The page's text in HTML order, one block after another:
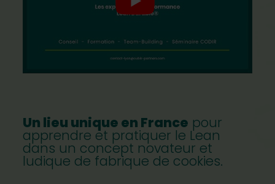
Un lieu unique en France pour
apprendre et pratiquer le Lean
dans un concept novateur et
ludique de fabrique de cookies.